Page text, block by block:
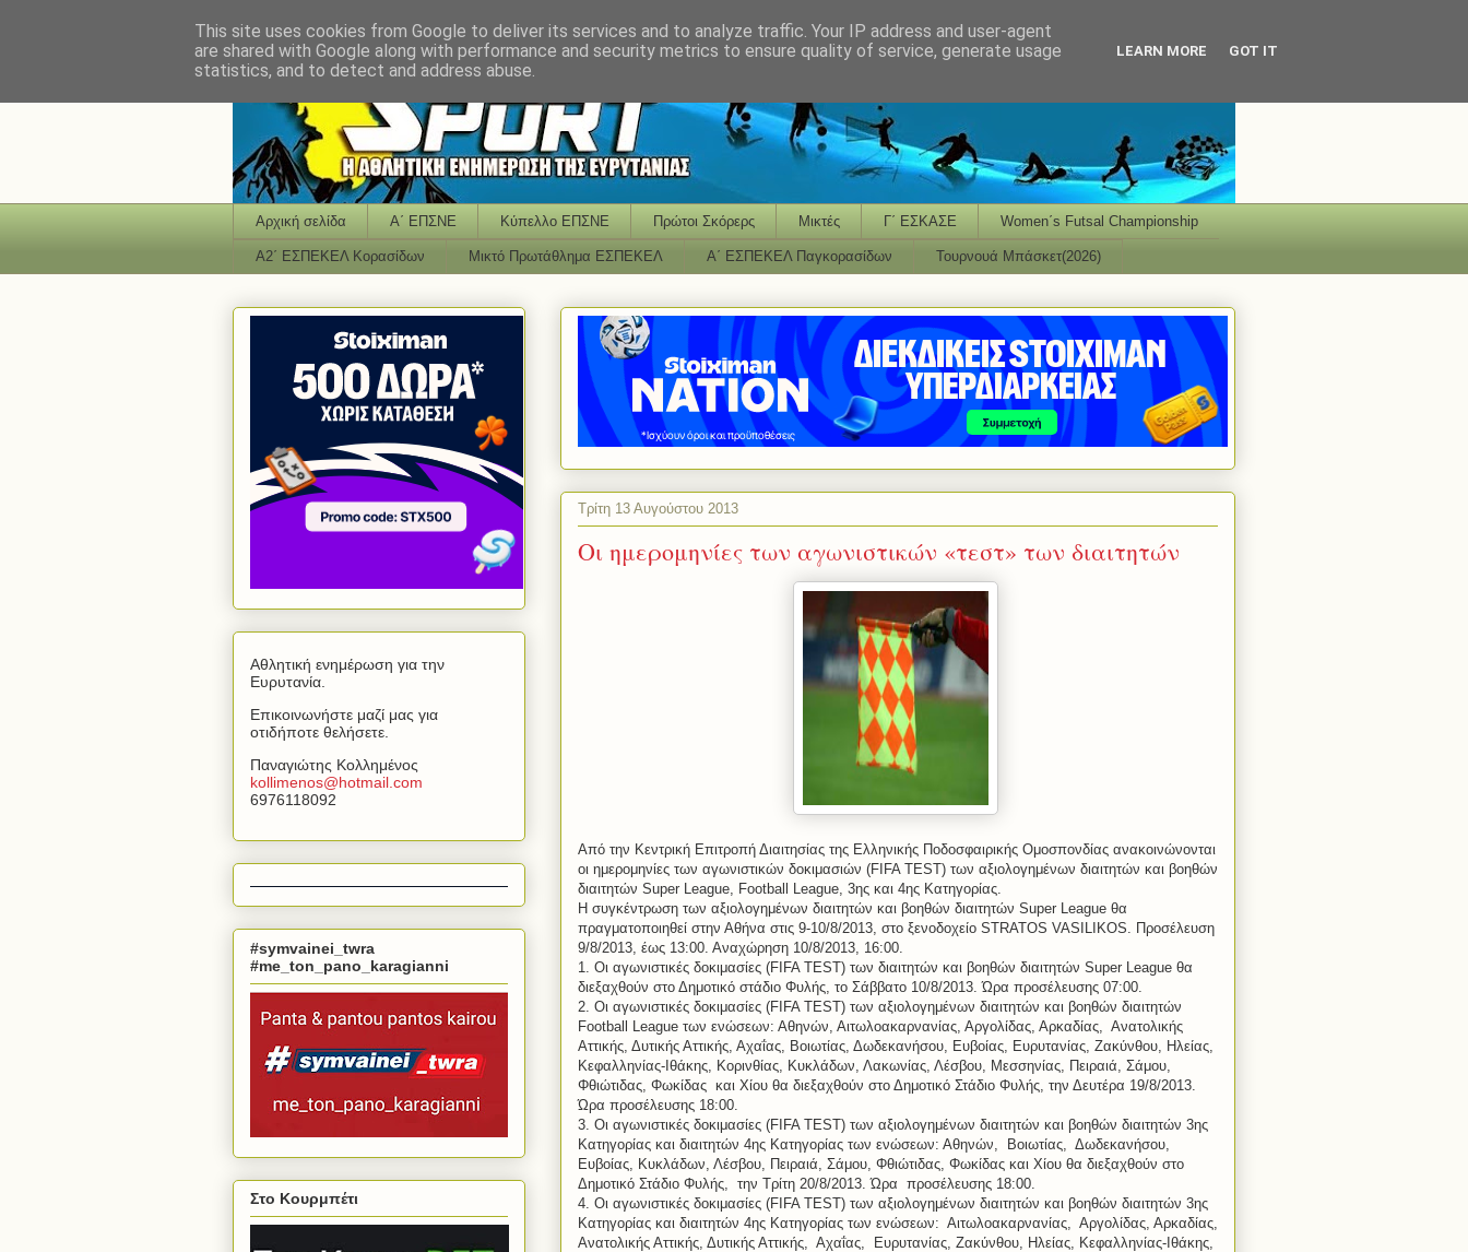
Αρχική σελίδα Α΄ ΕΠΣΝΕ Κύπελλο ΕΠΣΝΕ Πρώτοι Σκόρερς Μικτές Γ΄ ΕΣΚΑΣΕ Women΄s Futsal Championship
Α2΄ ΕΣΠΕΚΕΛ Κορασίδων Μικτό Πρωτάθλημα ΕΣΠΕΚΕΛ Α΄ ΕΣΠΕΚΕΛ Παγκορασίδων Τουρνουά Μπάσκετ(2026)
Τρίτη 13 Αυγούστου 2013
Οι ημερομηνίες των αγωνιστικών «τεστ» των διαιτητών
Από την Κεντρική Επιτροπή Διαιτησίας της Ελληνικής Ποδοσφαιρικής Ομοσπονδίας ανακοινώνονται
οι ημερομηνίες των αγωνιστικών δοκιμασιών (FIFA TEST) των αξιολογημένων διαιτητών και βοηθών
διαιτητών Super League, Football League, 3ης και 4ης Κατηγορίας.
H συγκέντρωση των αξιολογημένων διαιτητών και βοηθών διαιτητών Super League θα
πραγματοποιηθεί στην Αθήνα στις 9-10/8/2013, στο ξενοδοχείο STRATOS VASILIKOS. Προσέλευση
9/8/2013, έως 13:00. Αναχώρηση 10/8/2013, 16:00.
1. Οι αγωνιστικές δοκιμασίες (FIFA TEST) των διαιτητών και βοηθών διαιτητών Super League θα
διεξαχθούν στο Δημοτικό στάδιο Φυλής, το Σάββατο 10/8/2013. Ώρα προσέλευσης 07:00.
2. Οι αγωνιστικές δοκιμασίες (FIFA TEST) των αξιολογημένων διαιτητών και βοηθών διαιτητών
Football League των ενώσεων: Αθηνών, Αιτωλοακαρνανίας, Αργολίδας, Αρκαδίας, Ανατολικής
Αττικής, Δυτικής Αττικής, Αχαΐας, Βοιωτίας, Δωδεκανήσου, Ευβοίας, Ευρυτανίας, Ζακύνθου, Ηλείας,
Κεφαλληνίας-Ιθάκης, Κορινθίας, Κυκλάδων, Λακωνίας, Λέσβου, Μεσσηνίας, Πειραιά, Σάμου,
Φθιώτιδας, Φωκίδας και Χίου θα διεξαχθούν στο Δημοτικό Στάδιο Φυλής, την Δευτέρα 19/8/2013.
Ώρα προσέλευσης 18:00.
3. Οι αγωνιστικές δοκιμασίες (FIFA TEST) των αξιολογημένων διαιτητών και βοηθών διαιτητών 3ης
Κατηγορίας και διαιτητών 4ης Κατηγορίας των ενώσεων: Αθηνών, Βοιωτίας, Δωδεκανήσου,
Ευβοίας, Κυκλάδων, Λέσβου, Πειραιά, Σάμου, Φθιώτιδας, Φωκίδας και Χίου θα διεξαχθούν στο
Δημοτικό Στάδιο Φυλής, την Τρίτη 20/8/2013. Ώρα προσέλευσης 18:00.
4. Οι αγωνιστικές δοκιμασίες (FIFA TEST) των αξιολογημένων διαιτητών και βοηθών διαιτητών 3ης
Κατηγορίας και διαιτητών 4ης Κατηγορίας των ενώσεων: Αιτωλοακαρνανίας, Αργολίδας, Αρκαδίας,
Ανατολικής Αττικής, Δυτικής Αττικής, Αχαΐας, Ευρυτανίας, Ζακύνθου, Ηλείας, Κεφαλληνίας-Ιθάκης,
Αθλητική ενημέρωση για την
Ευρυτανία.
Επικοινωνήστε μαζί μας για
οτιδήποτε θελήσετε.
Παναγιώτης Κολλημένος
kollimenos@hotmail com
6976118092
#symvainei_twra
#me_ton_pano_karagianni
Στο Κουρμπέτι
This site uses cookies from Google to deliver its services and to analyze traffic. Your IP address and user-agent
are shared with Google along with performance and security metrics to ensure quality of service, generate usage
statistics, and to detect and address abuse.
LEARN MORE GOT IT